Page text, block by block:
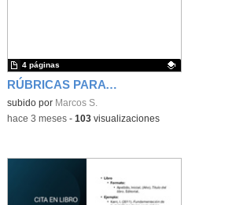
RÚBRICAS PARA EL SEGUIMIENTO DE LOS PROYECTOS DE INVESTIGACIÓN
Contenido educativo.
subido por Marcos S.
4 páginas
-hace 3 meses- 103visualizaciones